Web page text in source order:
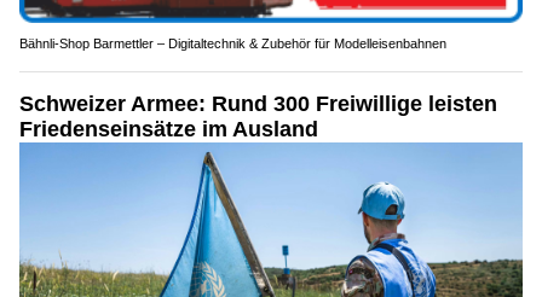
Bähnli-Shop Barmettler – Digitaltechnik & Zubehör für Modelleisenbahnen
Schweizer Armee: Rund 300 Freiwillige leisten
Friedenseinsätze im Ausland